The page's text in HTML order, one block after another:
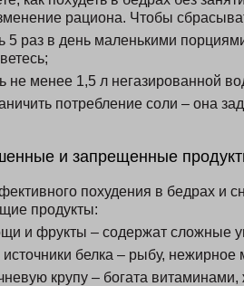
рациона. Чтобы
5 раз в день маленькими
не менее 1,5 л негазированной
потребление соли – она
и запрещенные
похудения в бедрах и
продукты:
и фрукты – содержат сложные
источники белка – рыбу,
крупу – богата